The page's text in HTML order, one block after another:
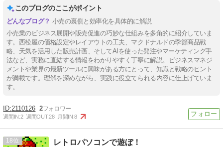
このブログのここがポイント
小売の裏側と効率化を具体的に解説
小売業のビジネス展開や販売促進の巧妙な仕組みを多角的に紹介していま
す。西松屋の価格設定やレイアウトの工夫、マクドナルドの季節商品戦
略、天気を活用した販売計画、そしてAIを使った発注やマーケティング手
法など、実務に直結する情報をわかりやすく丁寧に解説。ビジネスマネジ
メントや業界の最新ツールに興味がある方にとって、知識と戦略のヒント
が満載です。理解を深めながら、実践に役立てられる内容に仕上げていま
す。
2110126 2
週間IN:2 週間OUT:28 月間IN:8
18 レトロパソコンで遊ぼ！